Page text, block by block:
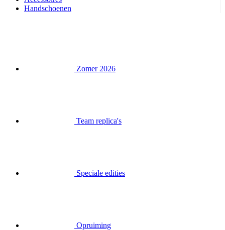
Handschoenen
Zomer 2026
Team replica's
Speciale edities
Opruiming